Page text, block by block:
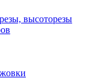
высоторезы